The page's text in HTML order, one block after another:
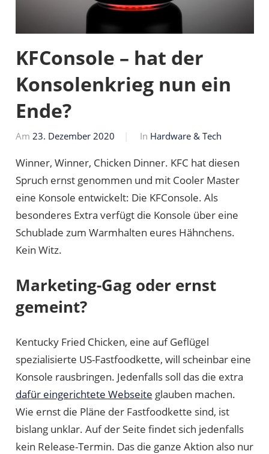
KFConsole – hat der
Konsolenkrieg nun ein
Ende?
Am 23. Dezember 2020
Von
In Hardware & Tech
Winner, Winner, Chicken Dinner. KFC hat diesen
Spruch ernst genommen und mit Cooler Master
eine Konsole entwickelt: Die KFConsole. Als
besonderes Extra verfügt die Konsole über eine
Schublade zum Warmhalten eures Hähnchens.
Kein Witz.
Marketing-Gag oder ernst
gemeint?
Kentucky Fried Chicken, eine auf Geflügel
spezialisierte US-Fastfoodkette, will scheinbar eine
Konsole rausbringen. Jedenfalls soll das die extra
dafür eingerichtete Webseite glauben machen.
Wie ernst die Pläne der Fastfoodkette sind, ist
bislang unklar. Auf der Seite findet sich jedenfalls
kein Release-Termin. Das die ganze Aktion also nur